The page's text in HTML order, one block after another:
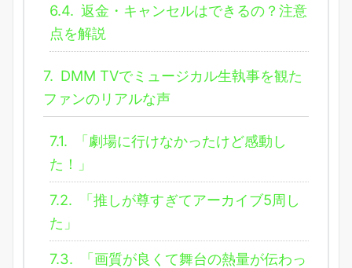
6.4. 返金・キャンセルはできるの？注意
点を解説
7. DMM TVでミュージカル生執事を観た
ファンのリアルな声
7.1.
「劇場に行けなかったけど感動し
た！」
7.2.
「推しが尊すぎてアーカイブ5周し
た」
7.3.
「画質が良くて舞台の熱量が伝わっ